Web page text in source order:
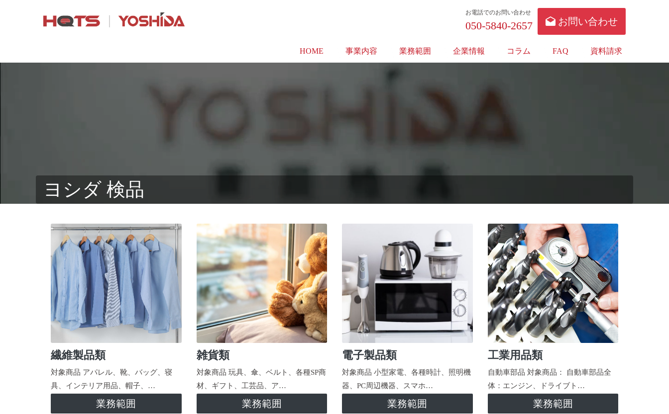
お電話でのお問い合わせ
050-5840-2657 お問い合わせ
HOME 事業内容 業務範囲 企業情報 コラム FAQ 資料請求
ヨシダ 検品
繊維製品類
対象商品 アパレル、靴、バッグ、寝
具、インテリア用品、帽子、…
業務範囲
雑貨類
対象商品 玩具、傘、ベルト、各種SP商
材、ギフト、工芸品、ア…
業務範囲
電子製品類
対象商品 小型家電、各種時計、照明機
器、PC周辺機器、スマホ…
業務範囲
工業用品類
自動車部品 対象商品： 自動車部品全
体：エンジン、ドライブト…
業務範囲